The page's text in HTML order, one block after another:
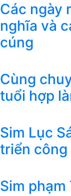
Các ngày
nghĩa và
cúng
Cùng
tuổi hợp
Sim Lục
triển công
Sim phạm